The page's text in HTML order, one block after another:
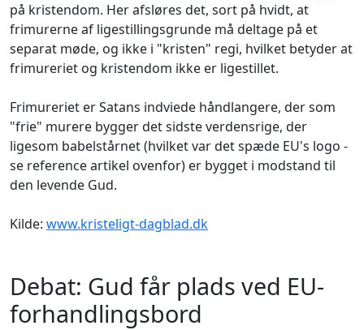
på kristendom. Her afsløres det, sort på hvidt, at
frimurerne af ligestillingsgrunde må deltage på et
separat møde, og ikke i "kristen" regi, hvilket betyder at
frimureriet og kristendom ikke er ligestillet.
Frimureriet er Satans indviede håndlangere, der som
"frie" murere bygger det sidste verdensrige, der
ligesom babelstårnet (hvilket var det spæde EU's logo -
se reference artikel ovenfor) er bygget i modstand til
den levende Gud.
Kilde: www.kristeligt-dagblad.dk
Debat: Gud får plads ved EU-
forhandlingsbord